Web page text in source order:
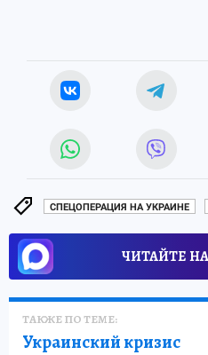
СПЕЦОПЕРАЦИЯ НА УКРАИНЕ
ЧИТАЙТЕ
ТАКЖЕ ПО ТЕМЕ:
Украинский кризис